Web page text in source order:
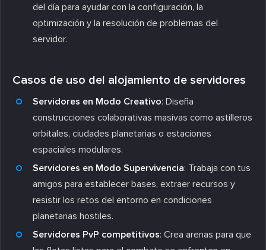
del día para ayudar con la configuración, la
optimización y la resolución de problemas del
servidor.
Casos de uso del alojamiento de servidores
Servidores en Modo Creativo: Diseña
construcciones colaborativas masivas como astilleros
orbitales, ciudades planetarias o estaciones
espaciales modulares.
Servidores en Modo Supervivencia: Trabaja con tus
amigos para establecer bases, extraer recursos y
resistir los retos del entorno en condiciones
planetarias hostiles.
Servidores PvP competitivos: Crea arenas para que